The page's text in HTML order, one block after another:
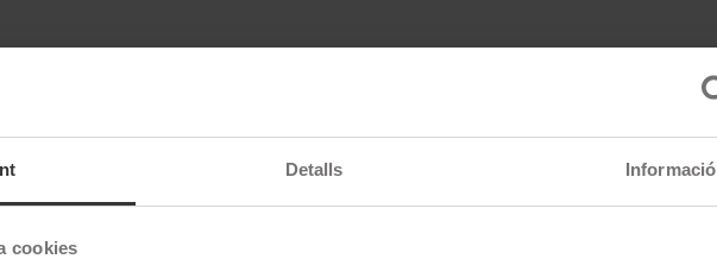
Detalls Informació
cookies
Pirelli